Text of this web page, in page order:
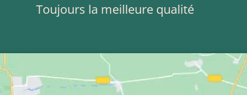
Toujours la meilleure qualité